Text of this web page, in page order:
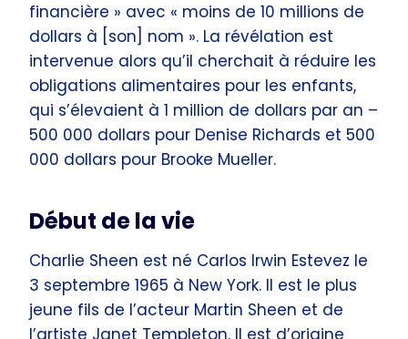
financière » avec « moins de 10 millions de
dollars à [son] nom ». La révélation est
intervenue alors qu’il cherchait à réduire les
obligations alimentaires pour les enfants,
qui s’élevaient à 1 million de dollars par an –
500 000 dollars pour Denise Richards et 500
000 dollars pour Brooke Mueller.
Début de la vie
Charlie Sheen est né Carlos Irwin Estevez le
3 septembre 1965 à New York. Il est le plus
jeune fils de l’acteur Martin Sheen et de
l’artiste Janet Templeton. Il est d’origine